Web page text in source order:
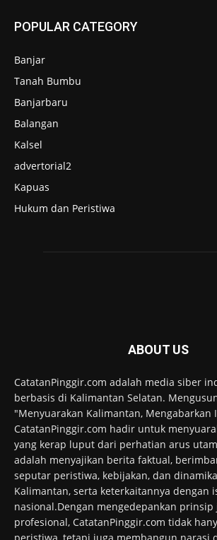
POPULAR CATEGORY
Banjar
Tanah Bumbu
Banjarbaru
Balangan
Kalsel
advertorial2
Kapuas
Hukum dan Peristiwa
ABOUT US
CatatanPinggir.com adalah media siber
berbasis di Kalimantan Selatan.
"Menyuarakan Kalimantan, Mengabarkan
CatatanPinggir.com hadir untuk
yang kerap luput dari perhatian arus
adalah menyajikan berita faktual,
seputar peristiwa, kebijakan, dan
Kalimantan, serta keterkaitannya dengan
nasional.Dengan mengedepankan
profesional, CatatanPinggir.com tidak